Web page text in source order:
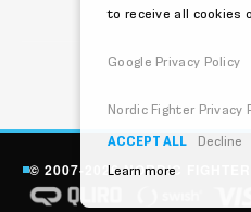
© 2007-2026 NORDIC
to receive all cookies
Google Privacy Policy
Nordic Fighter Privacy
ACCEPT ALL
Decline
Learn more